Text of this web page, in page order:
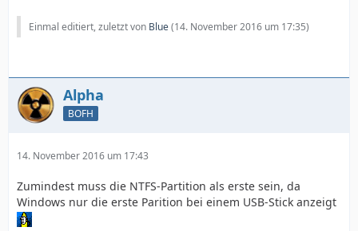
Einmal editiert, zuletzt von Blue(14. November 2016 um 17:35)
Alpha
BOFH
14. November 2016 um 17:43
Zumindest muss die NTFS-Partition als erste sein, da
Windows nur die erste Parition bei einem USB-Stick anzeigt